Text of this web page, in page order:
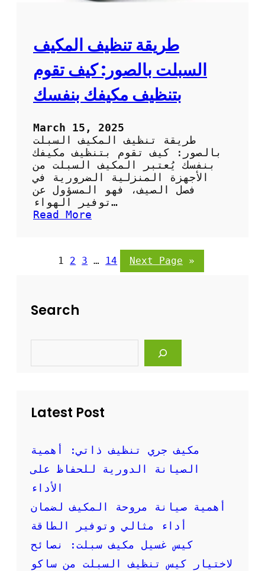
ر
د
ح
ر
ا
و
ي
ل
ص
ر
:
خ
س
طريقة تنظيف المكيف
السبلت بالصور: كيف تقوم
بتنظيف مكيفك بنفسك
March 15, 2025
طريقة تنظيف المكيف السبلت
بالصور: كيف تقوم بتنظيف مكيفك
بنفسك يُعتبر المكيف السبلت من
الأجهزة المنزلية الضرورية في
فصل الصيف، فهو المسؤول عن
توفير الهواء…
Read More
ق
ف
ل
ف
س
ب
ل
ا
ل
و
ر
1 2 3 … 14 Next Page »
Search
Latest Post
مكيف جري تنظيف ذاتي: أهمية
الصيانة الدورية للحفاظ على
الأداء
أهمية صيانة مروحة المكيف لضمان
أداء مثالي وتوفير الطاقة
كيس غسيل مكيف سبلت: نصائح
لاختيار كيس تنظيف السبلت من ساكو